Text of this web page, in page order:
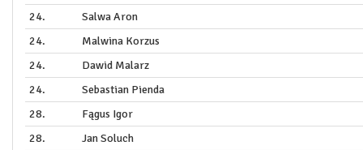
24.
Salwa Aron
24.
Malwina Korzus
24.
Dawid Malarz
24.
Sebastian Pienda
28.
Fągus Igor
28.
Jan Soluch